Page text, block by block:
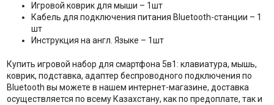
Игровой коврик для мыши – 1шт
Кабель для подключения питания Bluetooth-станции – 1
шт
Инструкция на англ. Языке – 1шт
Купить игровой набор для смартфона 5в1: клавиатура, мышь,
коврик, подставка, адаптер беспроводного подключения по
Bluetooth вы можете в нашем интернет-магазине, доставка
осуществляется по всему Казахстану, как по предоплате, так и